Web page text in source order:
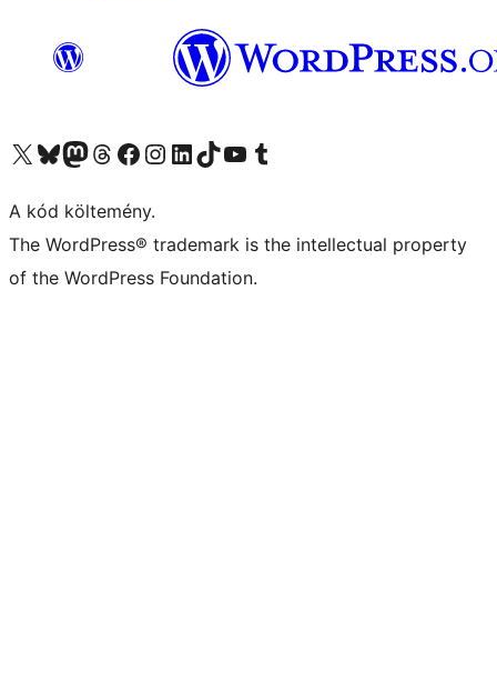
Visit our X (formerly Twitter) account
Visit our Bluesky account
Twitter csatornánk
Visit our Threads account
Facebook oldalunk megtekintése
Visit our Instagram account
Visit our LinkedIn account
Visit our TikTok account
Visit our YouTube channel
Visit our Tumblr account
A kód költemény.
The WordPress® trademark is the intellectual property
of the WordPress Foundation.